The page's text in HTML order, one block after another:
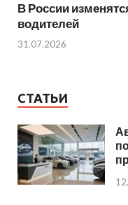
В России
водителей
31.07.2026
СТАТЬИ